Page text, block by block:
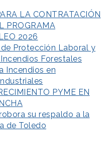
LA CONTRATACIÓN
PROGRAMA
2026
Protección Laboral y
Forestales
Incendios en
PYME EN
su respaldo a la
de Toledo